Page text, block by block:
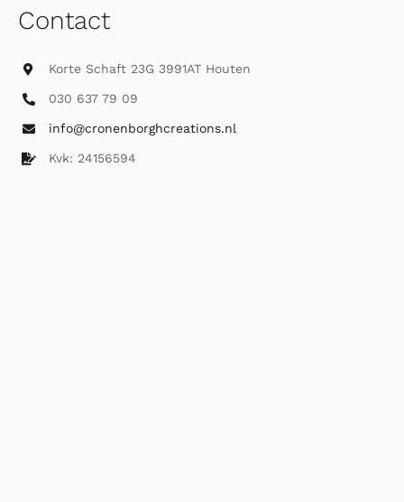
Contact
Korte Schaft 23G 3991AT Houten
030 637 79 09
info@cronenborghcreations.nl
Kvk: 24156594